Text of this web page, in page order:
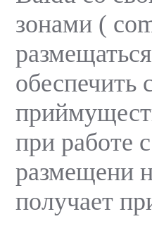
зонами (
обеспечить
при работе
размещени
получает